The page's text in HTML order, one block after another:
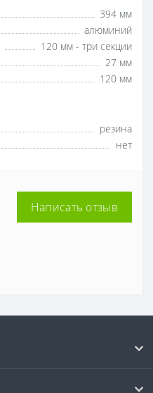
394 мм
алюминий
120 мм - три секции
27 мм
120 мм
резина
нет
Написать отзыв